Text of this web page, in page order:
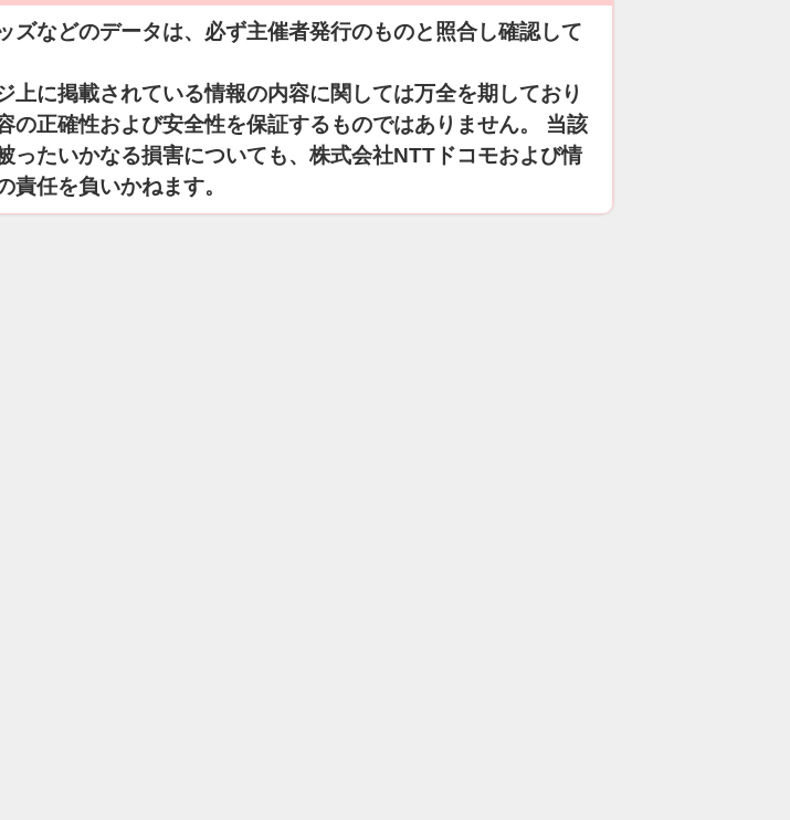
ズなどのデータは、必ず主催者発行のものと照合し確認して
上に掲載されている情報の内容に関しては万全を期しており
の正確性および安全性を保証するものではありません。 当該
ったいかなる損害についても、株式会社NTTドコモおよび情
責任を負いかねます。